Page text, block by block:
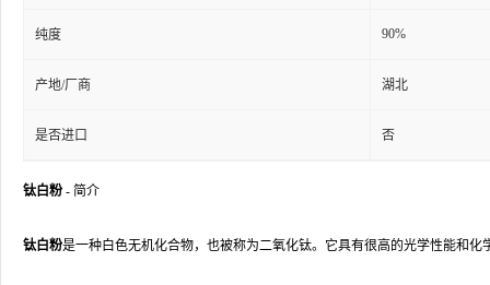
纯度 90%
产地/厂商 湖北
是否进口 否
钛白粉 - 简介
钛白粉是一种白色无机化合物，也被称为二氧化钛。它具有很高的光学性能和